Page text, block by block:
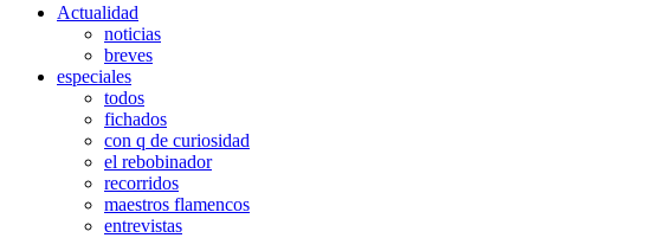
Actualidad
noticias
breves
especiales
todos
fichados
con q de curiosidad
el rebobinador
recorridos
maestros flamencos
entrevistas